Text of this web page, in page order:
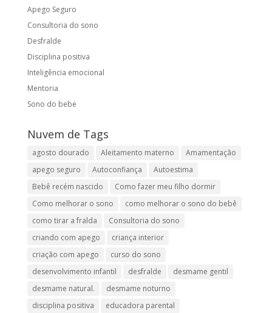
Apego Seguro
Consultoria do sono
Desfralde
Disciplina positiva
Inteligência emocional
Mentoria
Sono do bebe
Nuvem de Tags
agosto dourado Aleitamento materno
Amamentação
apego seguro
Autoconfiança
Autoestima
Bebê recém nascido
Como fazer meu filho dormir
Como melhorar o sono
como melhorar o sono do bebê
como tirar a fralda
Consultoria do sono
criando com apego
criança interior
criação com apego
curso do sono
desenvolvimento infantil
desfralde
desmame gentil
desmame natural.
desmame noturno
disciplina positiva
educadora parental